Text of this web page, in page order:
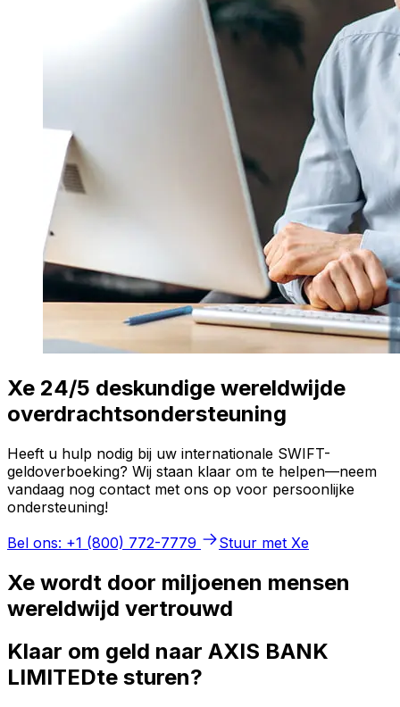
Xe 24/5 deskundige wereldwijde
overdrachtsondersteuning
Heeft u hulp nodig bij uw internationale SWIFT-
geldoverboeking? Wij staan klaar om te helpen—neem
vandaag nog contact met ons op voor persoonlijke
ondersteuning!
Bel ons: +1 (800) 772-7779
Stuur met Xe
Xe wordt door miljoenen mensen
wereldwijd vertrouwd
Klaar om geld naar AXIS BANK
LIMITEDte sturen?